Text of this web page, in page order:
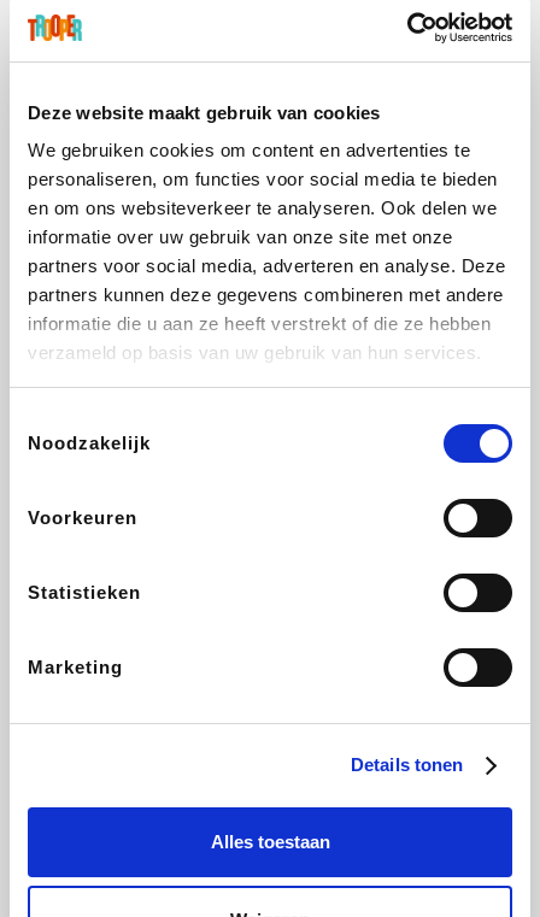
Deze website maakt gebruik van cookies
We gebruiken cookies om content en advertenties te
personaliseren, om functies voor social media te bieden
en om ons websiteverkeer te analyseren. Ook delen we
informatie over uw gebruik van onze site met onze
partners voor social media, adverteren en analyse. Deze
partners kunnen deze gegevens combineren met andere
informatie die u aan ze heeft verstrekt of die ze hebben
verzameld op basis van uw gebruik van hun services.
Noodzakelijk
Voorkeuren
Statistieken
Marketing
Details tonen
Alles toestaan
Weekendesk Sarenza Schiesser Interhome
Lufthansa
CheapTickets.be DeubaXXL
Samsung My Jewellery Delonghi Tennis Point